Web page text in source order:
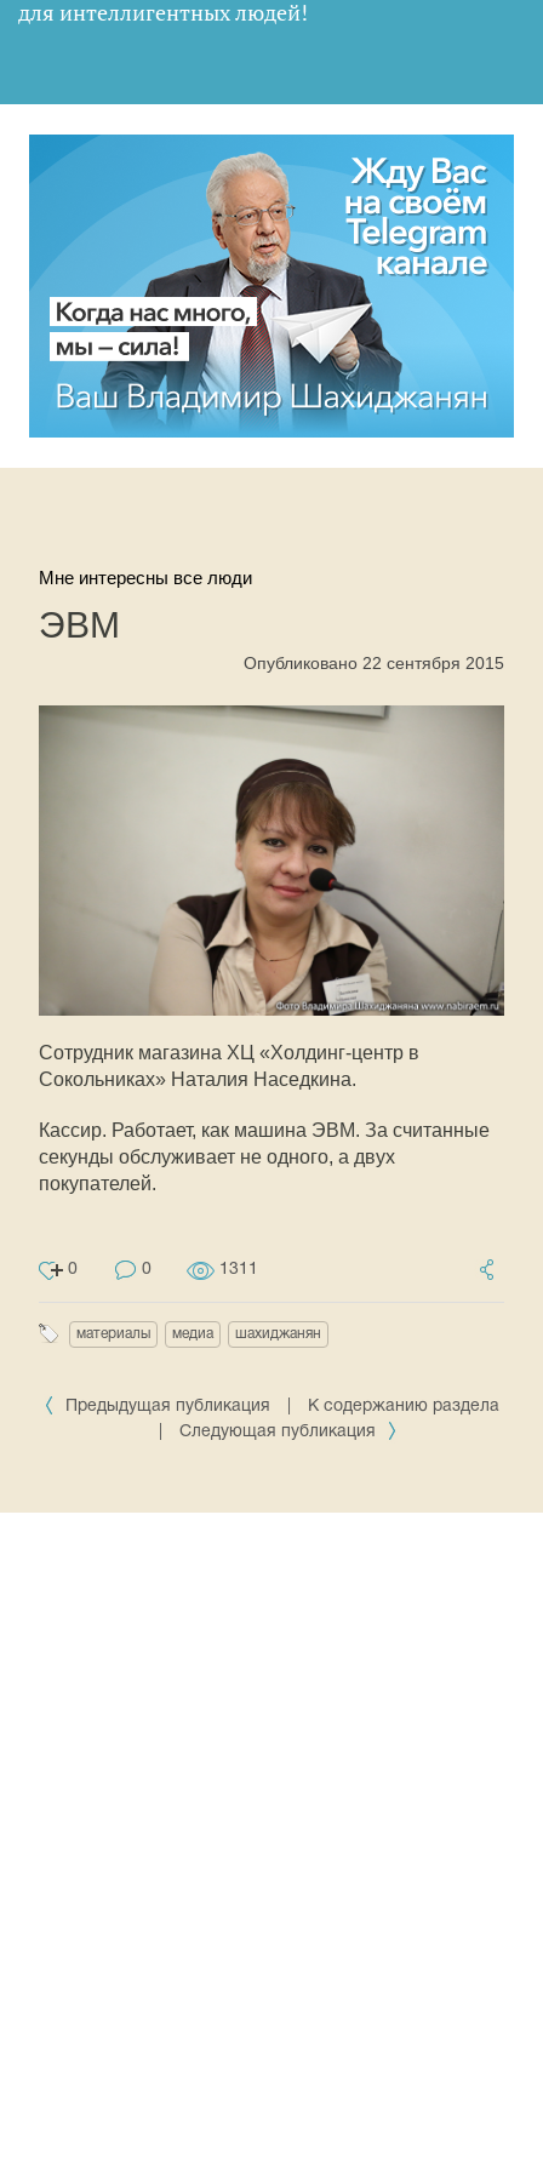
для интеллигентных людей!
Мне интересны все люди
ЭВМ
Опубликовано 22 сентября 2015
Сотрудник магазина ХЦ «Холдинг-центр в
Сокольниках» Наталия Наседкина.
Кассир. Работает, как машина ЭВМ. За считанные
секунды обслуживает не одного, а двух
покупателей.
0 0 1311
материалы медиа шахиджанян
Предыдущая публикация
К содержанию раздела
Следующая публикация